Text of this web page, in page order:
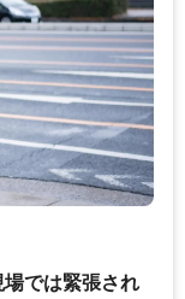
では緊張され